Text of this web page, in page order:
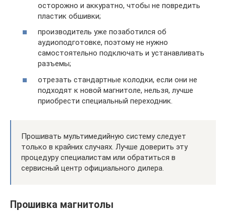
осторожно и аккуратно, чтобы не повредить
пластик обшивки;
производитель уже позаботился об
аудиоподготовке, поэтому не нужно
самостоятельно подключать и устанавливать
разъемы;
отрезать стандартные колодки, если они не
подходят к новой магнитоле, нельзя, лучше
приобрести специальный переходник.
Прошивать мультимедийную систему следует
только в крайних случаях. Лучше доверить эту
процедуру специалистам или обратиться в
сервисный центр официального дилера.
Прошивка магнитолы